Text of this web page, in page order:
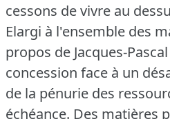
cessons de vivre au
Elargi à l'ensemble des
propos de Jacques-
concession face à un
de la pénurie des
échéance. Des matières